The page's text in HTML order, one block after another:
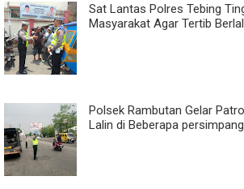
Sat Lantas Polres Tebing
Masyarakat Agar Tertib
Polsek Rambutan Gelar
Lalin di Beberapa